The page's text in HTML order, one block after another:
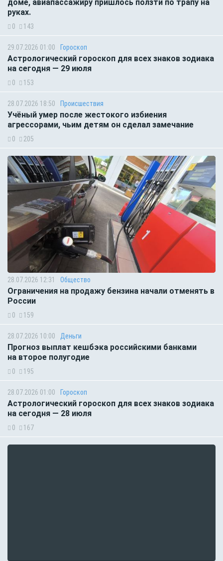
доме, авиапассажиру пришлось ползти по трапу на
руках.
0 143
29.07.2026 01:00 Гороскоп
Астрологический гороскоп для всех знаков зодиака
на сегодня — 29 июля
0 153
28.07.2026 18:50 Происшествия
Учёный умер после жестокого избиения
агрессорами, чьим детям он сделал замечание
0 205
28.07.2026 12:31 Общество
Ограничения на продажу бензина начали отменять в
России
0 159
28.07.2026 10:00 Деньги
Прогноз выплат кешбэка российскими банками
на второе полугодие
0 195
28.07.2026 01:00 Гороскоп
Астрологический гороскоп для всех знаков зодиака
на сегодня — 28 июля
0 167